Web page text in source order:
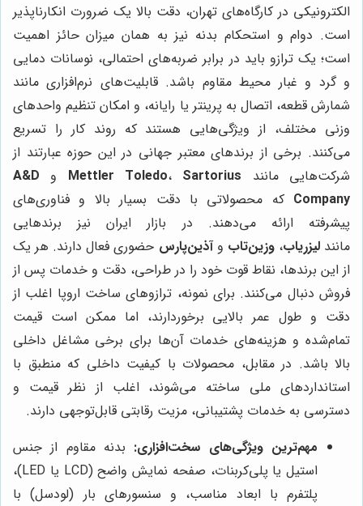
الکترونیکی در کارگاه‌های تهران، دقت بالا یک ضرورت انکارناپذیر
است. دوام و استحکام بدنه نیز به همان میزان حائز اهمیت
است؛ یک ترازو باید در برابر ضربه‌های احتمالی، نوسانات دمایی
و گرد و غبار محیط مقاوم باشد. قابلیت‌های نرم‌افزاری مانند
شمارش قطعه، اتصال به پرینتر یا رایانه، و امکان تنظیم واحدهای
وزنی مختلف، از ویژگی‌هایی هستند که روند کار را تسریع
می‌کنند. برخی از برندهای معتبر جهانی در این حوزه عبارتند از
شرکت‌هایی مانند
Mettler Toledo، Sartorius و A&D
Company که محصولاتی با دقت بسیار بالا و فناوری‌های
پیشرفته ارائه می‌دهند. در بازار ایران نیز برندهایی
مانند لیزریاب، وزین‌تاب و آذین‌پارس حضوری فعال دارند. هر یک
از این برندها، نقاط قوت خود را در طراحی، دقت و خدمات پس از
فروش دنبال می‌کنند. برای نمونه، ترازوهای ساخت اروپا اغلب از
دقت و طول عمر بالایی برخوردارند، اما ممکن است قیمت
تمام‌شده و هزینه‌های خدمات آن‌ها برای برخی مشاغل داخلی
بالا باشد. در مقابل، محصولات با کیفیت داخلی که منطبق با
استانداردهای ملی ساخته می‌شوند، اغلب از نظر قیمت و
دسترسی به خدمات پشتیبانی، مزیت رقابتی قابل‌توجهی دارند.
مهم‌ترین ویژگی‌های سخت‌افزاری: بدنه مقاوم از جنس
استیل یا پلی‌کربنات، صفحه نمایش واضح (LCD یا LED)،
پلتفرم با ابعاد مناسب، و سنسورهای بار (لودسل) با